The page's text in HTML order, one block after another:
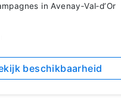
in Avenay‑Val‑d’Or
beschikbaarheid